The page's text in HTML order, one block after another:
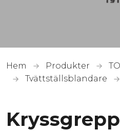
Hem Produkter
Tvättställsblandare